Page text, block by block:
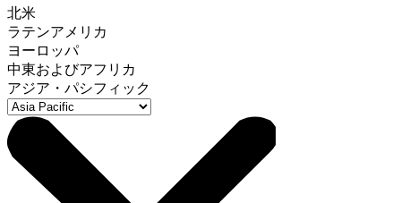
北米
ラテンアメリカ
ヨーロッパ
中東およびアフリカ
アジア・パシフィック